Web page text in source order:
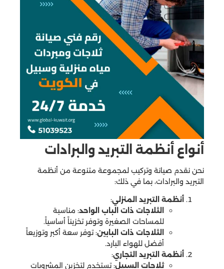
أنواع أنظمة التبريد والبرادات
نحن نقدم صيانة وتركيب لمجموعة متنوعة من أنظمة
التبريد والبرادات، بما في ذلك:
أنظمة التبريد المنزلي:
الثلاجات ذات الباب الواحد: مناسبة
للمساحات الصغيرة وتوفر تخزيناً أساسياً.
الثلاجات ذات البابين: توفر سعة أكبر وتوزيعاً
أفضل للهواء البارد.
أنظمة التبريد التجاري:
ثلاجات السبيل: تستخدم لتخزين المشروبات